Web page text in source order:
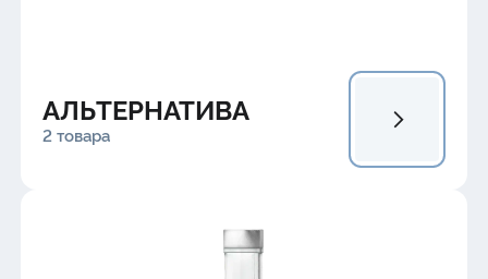
АЛЬТЕРНАТИВА
2 товара